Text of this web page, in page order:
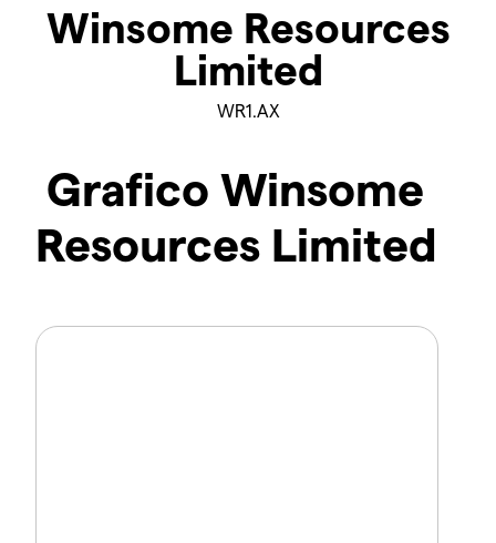
Winsome Resources
Limited
WR1.AX
Grafico Winsome
Resources Limited